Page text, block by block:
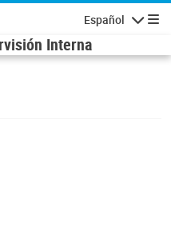
Español
Interna